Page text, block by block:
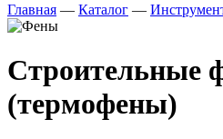
Главная — Каталог —
Строительные
(термофены)